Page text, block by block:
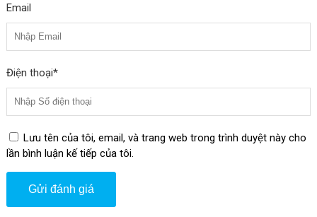
Email
Điện thoại*
Lưu tên của tôi, email, và trang web trong trình duyệt này cho
lần bình luận kế tiếp của tôi.